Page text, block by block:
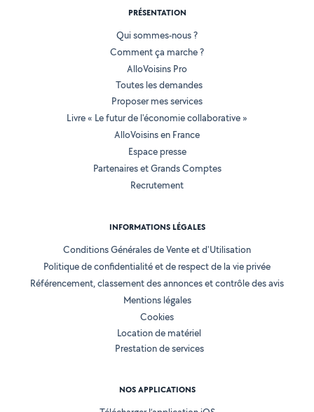
PRÉSENTATION
Qui sommes-nous ?
Comment ça marche ?
AlloVoisins Pro
Toutes les demandes
Proposer mes services
Livre « Le futur de l'économie collaborative »
AlloVoisins en France
Espace presse
Partenaires et Grands Comptes
Recrutement
INFORMATIONS LÉGALES
Conditions Générales de Vente et d'Utilisation
Politique de confidentialité et de respect de la vie privée
Référencement, classement des annonces et contrôle des avis
Mentions légales
Cookies
Location de matériel
Prestation de services
NOS APPLICATIONS